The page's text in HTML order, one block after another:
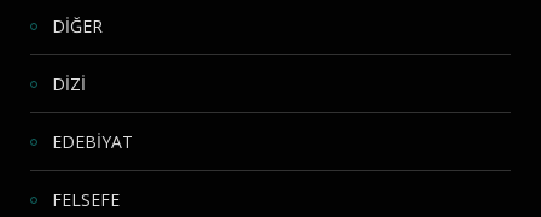
DİĞER
DİZİ
EDEBİYAT
FELSEFE